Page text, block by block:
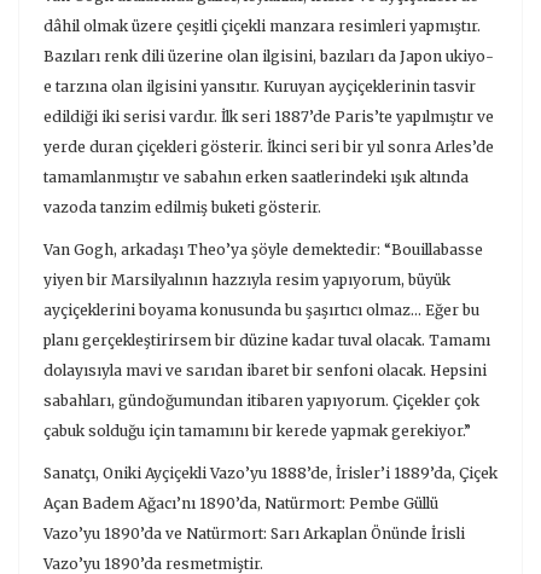
dâhil olmak üzere çeşitli çiçekli manzara resimleri yapmıştır.
Bazıları renk dili üzerine olan ilgisini, bazıları da Japon ukiyo-
e tarzına olan ilgisini yansıtır. Kuruyan ayçiçeklerinin tasvir
edildiği iki serisi vardır. İlk seri 1887’de Paris’te yapılmıştır ve
yerde duran çiçekleri gösterir. İkinci seri bir yıl sonra Arles’de
tamamlanmıştır ve sabahın erken saatlerindeki ışık altında
vazoda tanzim edilmiş buketi gösterir.
Van Gogh, arkadaşı Theo’ya şöyle demektedir: “Bouillabasse
yiyen bir Marsilyalının hazzıyla resim yapıyorum, büyük
ayçiçeklerini boyama konusunda bu şaşırtıcı olmaz... Eğer bu
planı gerçekleştirirsem bir düzine kadar tuval olacak. Tamamı
dolayısıyla mavi ve sarıdan ibaret bir senfoni olacak. Hepsini
sabahları, gündoğumundan itibaren yapıyorum. Çiçekler çok
çabuk solduğu için tamamını bir kerede yapmak gerekiyor.”
Sanatçı, Oniki Ayçiçekli Vazo’yu 1888’de, İrisler’i 1889’da, Çiçek
Açan Badem Ağacı’nı 1890’da, Natürmort: Pembe Güllü
Vazo’yu 1890’da ve Natürmort: Sarı Arkaplan Önünde İrisli
Vazo’yu 1890’da resmetmiştir.